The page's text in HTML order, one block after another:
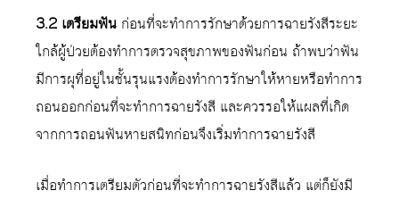
3.2 เตรียมฟัน ก่อนที่จะทำการรักษาด้วยการฉายรังสีระยะ
ใกล้ผู้ป่วยต้องทำการตรวจสุขภาพของฟันก่อน ถ้าพบว่าฟัน
มีการผุที่อยู่ในชั้นรุนแรงต้องทำการรักษาให้หายหรือทำการ
ถอนออกก่อนที่จะทำการฉายรังสี และควรรอให้แผลที่เกิด
จากการถอนฟันหายสนิทก่อนจึงเริ่มทำการฉายรังสี
เมื่อทำการเตรียมตัวก่อนที่จะทำการฉายรังสีแล้ว แต่ก็ยังมี